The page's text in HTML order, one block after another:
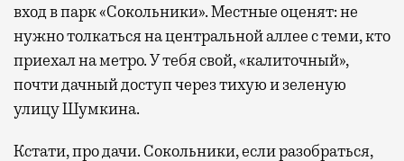
вход в парк «Сокольники». Местные оценят: не
нужно толкаться на центральной аллее с теми, кто
приехал на метро. У тебя свой, «калиточный»,
почти дачный доступ через тихую и зеленую
улицу Шумкина.
Кстати, про дачи. Сокольники, если разобраться,